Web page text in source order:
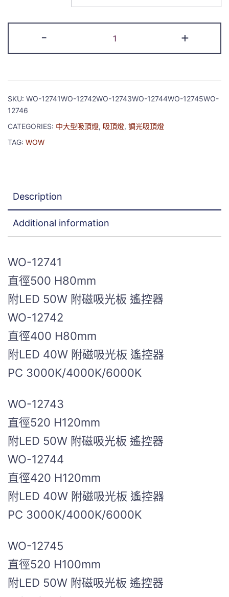
- +
SKU: WO-12741WO-12742WO-12743WO-12744WO-12745WO-
12746
CATEGORIES: 中大型吸頂燈, 吸頂燈, 調光吸頂燈
TAG: WOW
Description
Additional information
WO-12741
直徑500 H80mm
附LED 50W 附磁吸光板 遙控器
WO-12742
直徑400 H80mm
附LED 40W 附磁吸光板 遙控器
PC 3000K/4000K/6000K
WO-12743
直徑520 H120mm
附LED 50W 附磁吸光板 遙控器
WO-12744
直徑420 H120mm
附LED 40W 附磁吸光板 遙控器
PC 3000K/4000K/6000K
WO-12745
直徑520 H100mm
附LED 50W 附磁吸光板 遙控器